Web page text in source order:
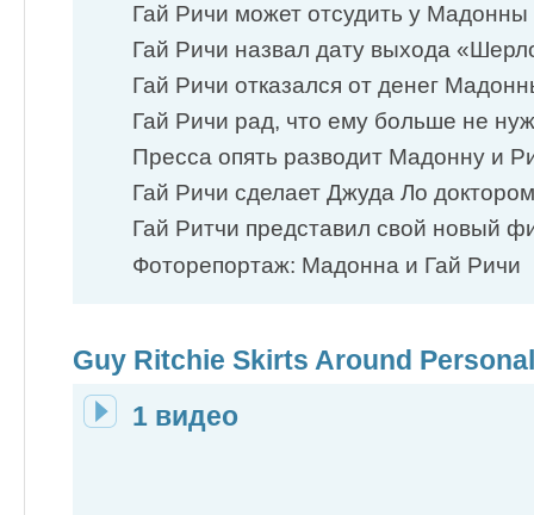
Гай Ричи может отсудить у
Гай Ричи назвал дату выхода
Гай Ричи отказался от денег
Гай Ричи рад, что ему больше не
Пресса опять разводит Мадонну и
Гай Ричи сделает Джуда Ло
Гай Ритчи представил свой новый
Фоторепортаж: Мадонна и Гай Ричи
Guy Ritchie Skirts Around
1 видео